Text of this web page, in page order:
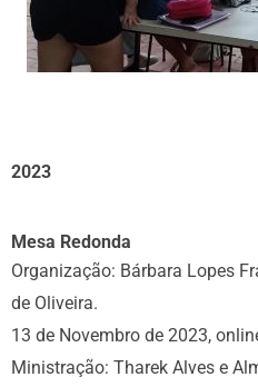
2023
Mesa Redonda
Organização: Bárbara Lopes
de Oliveira.
13 de Novembro de 2023,
Ministração: Tharek Alves e